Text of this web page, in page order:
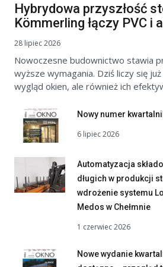
Hybrydowa przyszłość
Kömmerling łączy PVC i
28 lipiec 2026
Nowoczesne budownictwo stawia
wyższe wymagania. Dziś liczy się
wygląd okien, ale również ich
Nowy numer
6 lipiec 2026
Automatyzacja
długich w produkcji
wdrożenie systemu
Medos w Chełmnie
1 czerwiec 2026
Nowe wydanie